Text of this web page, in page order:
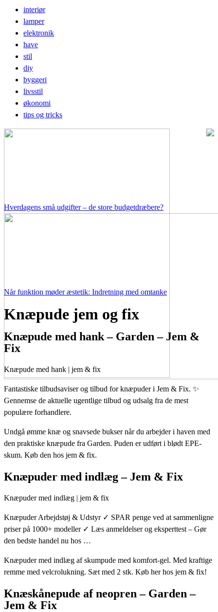
interiør
lamper
elektronik
have
stil
diy
byggeri
livsstil
økonomi
tips og tricks
Hverdagens små udgifter – de store budgetdræbere?
Når funktion møder æstetik: Indretning med omtanke
Knæpude jem og fix
Knæpude med hank – Garden – Jem &
Fix
Knæpude med hank | jem & fix
Fantastiske tilbudsaviser og tilbud for knæpuder i Jem & Fix. ✨
Gennemse de aktuelle ugentlige tilbud og udsalg fra de mest
populære forhandlere.
Undgå ømme knæ og snavsede bukser når du arbejder i haven med
den praktiske knæpude fra Garden. Puden er udført i blødt EPE-
skum. Køb den hos jem & fix.
Knæpuder med indlæg – Jem & Fix
Knæpuder med indlæg | jem & fix
Knæpuder Arbejdstøj & Udstyr ✓ SPAR penge ved at sammenligne
priser på 1000+ modeller ✓ Læs anmeldelser og eksperttest – Gør
den bedste handel nu hos …
Knæpuder med indlæg af skumpude med komfort-gel. Med kraftige
remme med velcrolukning. Sæt med 2 stk. Køb her hos jem & fix!
Knæskånepude af neopren – Garden –
Jem & Fix